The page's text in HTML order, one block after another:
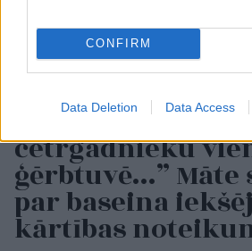
CONFIRM
Data Deletion Data Access
“Nevaruiztēloties
četrgadnieku
ģērbtuvē…” Māte
par baseina
kārtības